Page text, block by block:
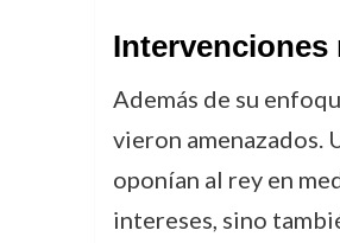
Intervenciones
Además de su
vieron amenazados.
oponían al rey en
intereses, sino